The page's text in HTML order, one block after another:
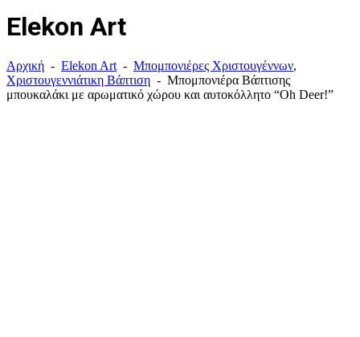
Elekon Art
Αρχική - Elekon Art - Μπομπονιέρες Χριστουγέννων,
Χριστουγεννιάτικη Βάπτιση - Μπομπονιέρα Βάπτισης
μπουκαλάκι με αρωματικό χώρου και αυτοκόλλητο “Oh Deer!”